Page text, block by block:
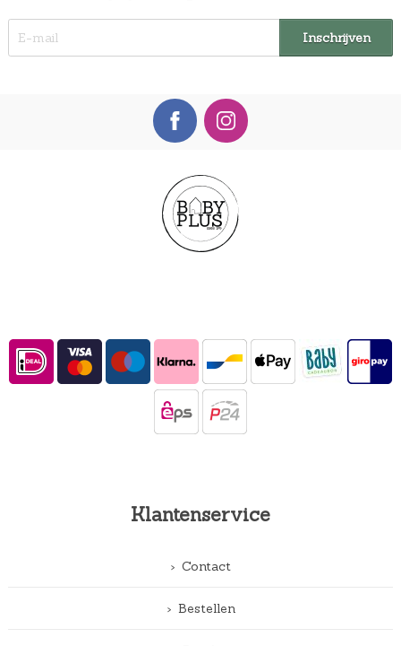
Klantenservice
Contact
Bestellen